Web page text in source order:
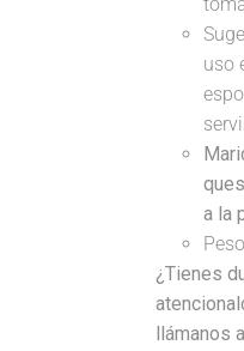
uso
a la
¿Tienes
llámanos